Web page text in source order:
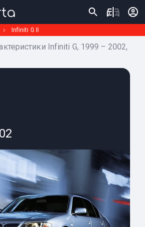
Infiniti G II
Infiniti G, 1999 – 2002,